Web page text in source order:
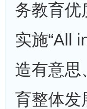
务教育优
实施“All
造有意思
育整体发